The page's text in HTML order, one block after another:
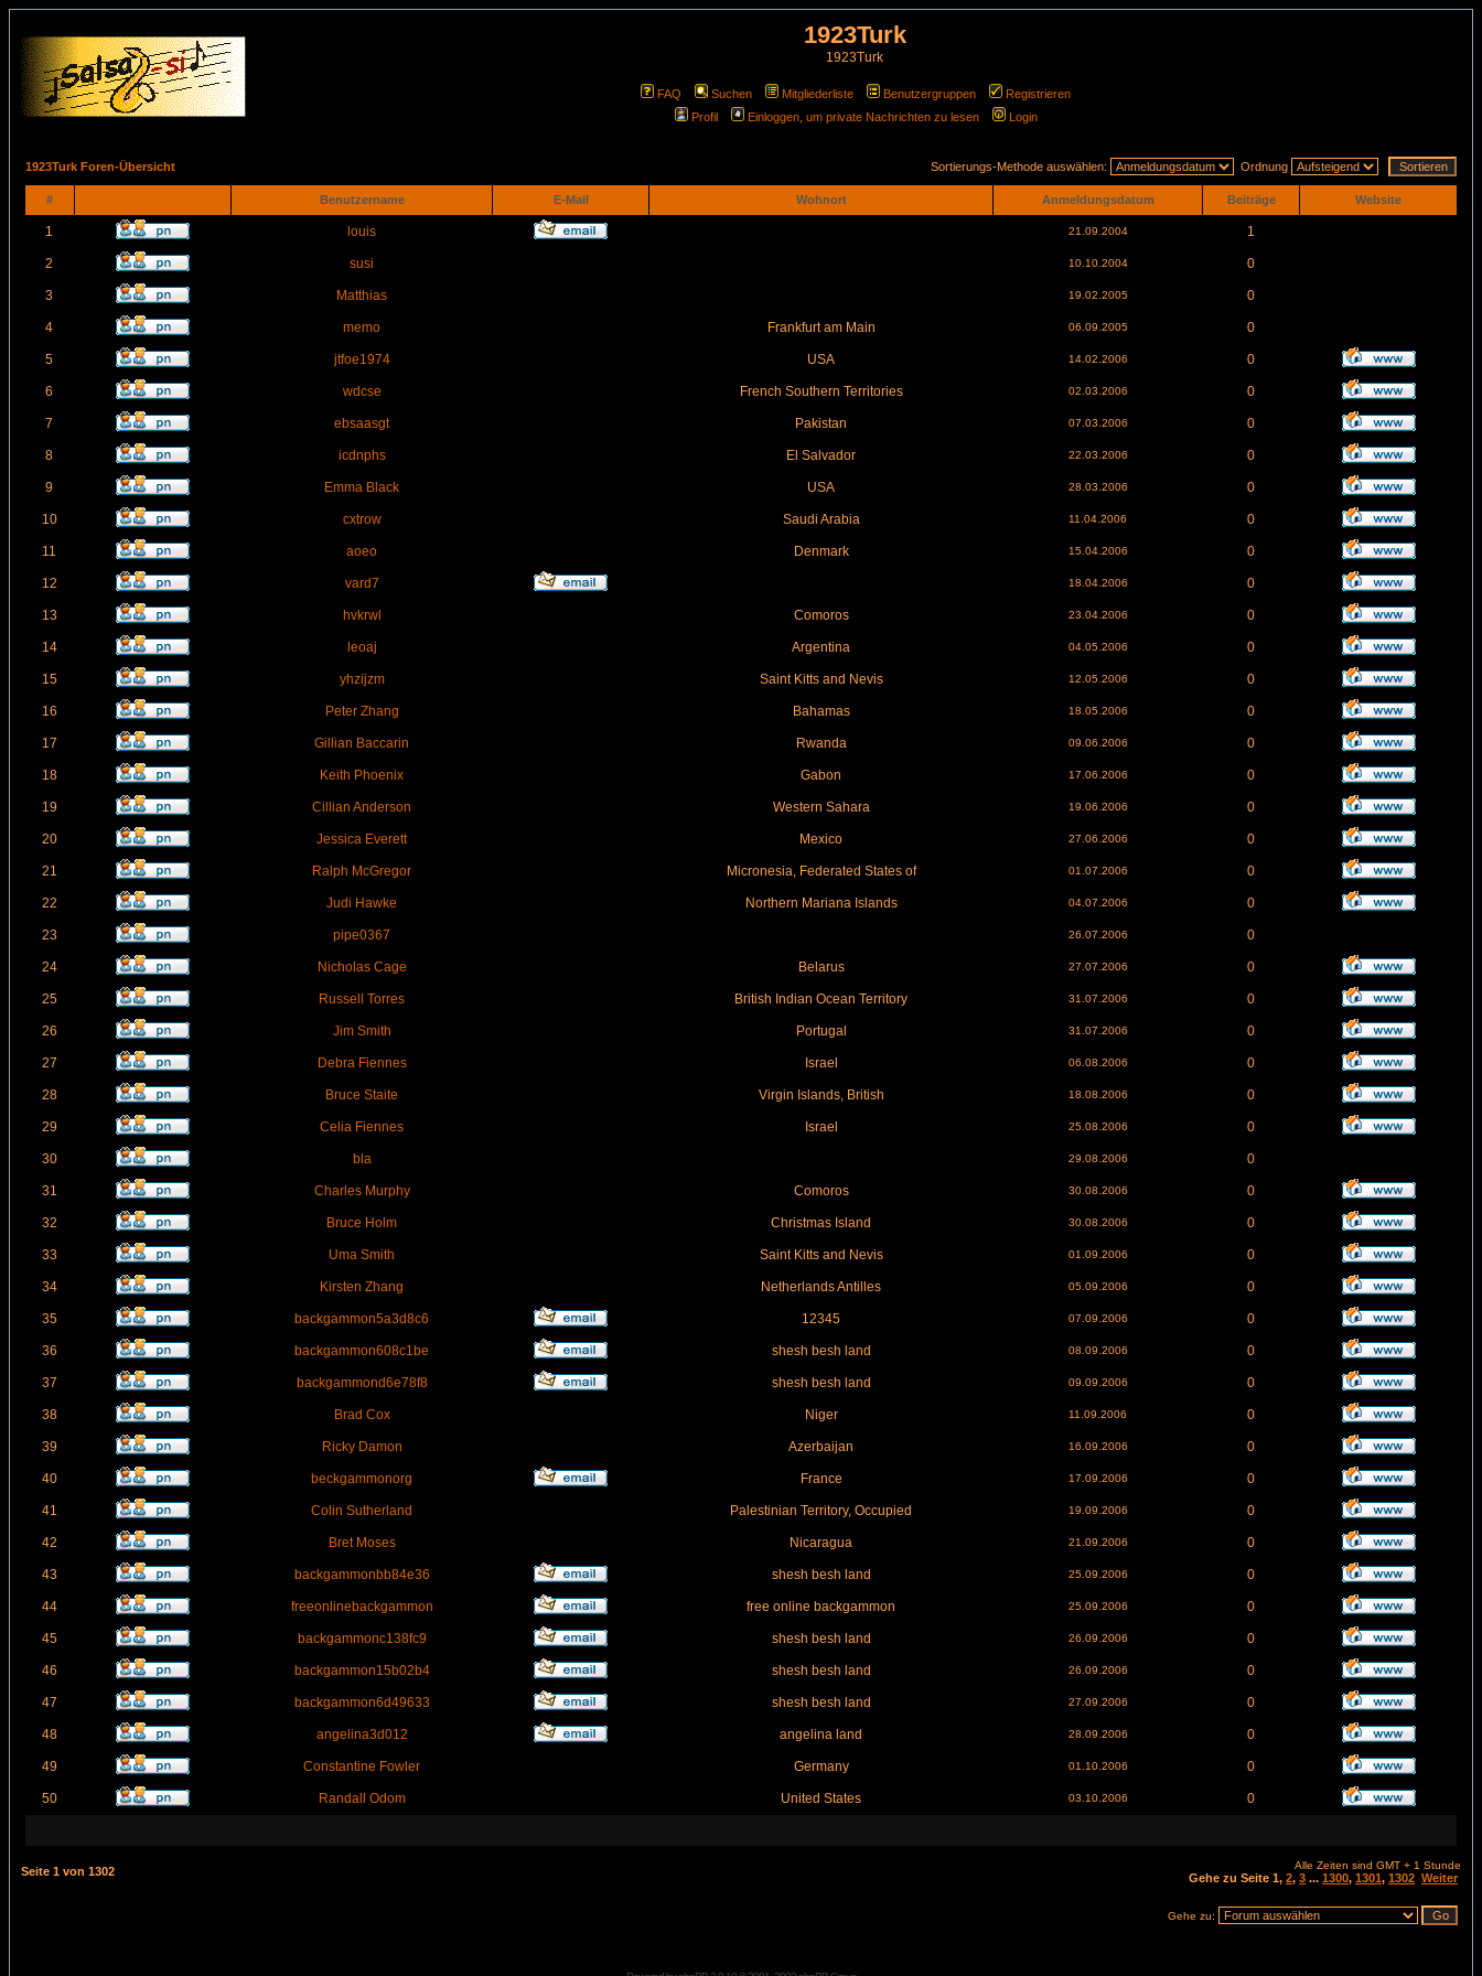
1923Turk
1923Turk
FAQ Suchen Mitgliederliste Benutzergruppen
Registrieren
Profil
Einloggen, um private Nachrichten zu lesen Login
1923Turk Foren-Übersicht Sortierungs-Methode auswählen: Ordnung
# Benutzername E-Mail Wohnort Anmeldungsdatum Beiträge Website
1 louis 21.09.2004 1
2 susi 10.10.2004 0
3 Matthias 19.02.2005 0
4 memo Frankfurt am Main 06.09.2005 0
5 jtfoe1974 USA 14.02.2006 0
6 wdcse French Southern Territories 02.03.2006 0
7 ebsaasgt Pakistan 07.03.2006 0
8 icdnphs El Salvador 22.03.2006 0
9 Emma Black USA 28.03.2006 0
10 cxtrow Saudi Arabia 11.04.2006 0
11 aoeo Denmark 15.04.2006 0
12 vard7 18.04.2006 0
13 hvkrwl Comoros 23.04.2006 0
14 leoaj Argentina 04.05.2006 0
15 yhzijzm Saint Kitts and Nevis 12.05.2006 0
16 Peter Zhang Bahamas 18.05.2006 0
17 Gillian Baccarin Rwanda 09.06.2006 0
18 Keith Phoenix Gabon 17.06.2006 0
19 Cillian Anderson Western Sahara 19.06.2006 0
20 Jessica Everett Mexico 27.06.2006 0
21 Ralph McGregor Micronesia, Federated States of 01.07.2006 0
22 Judi Hawke Northern Mariana Islands 04.07.2006 0
23 pipe0367 26.07.2006 0
24 Nicholas Cage Belarus 27.07.2006 0
25 Russell Torres British Indian Ocean Territory 31.07.2006 0
26 Jim Smith Portugal 31.07.2006 0
27 Debra Fiennes Israel 06.08.2006 0
28 Bruce Staite Virgin Islands, British 18.08.2006 0
29 Celia Fiennes Israel 25.08.2006 0
30 bla 29.08.2006 0
31 Charles Murphy Comoros 30.08.2006 0
32 Bruce Holm Christmas Island 30.08.2006 0
33 Uma Smith Saint Kitts and Nevis 01.09.2006 0
34 Kirsten Zhang Netherlands Antilles 05.09.2006 0
35 backgammon5a3d8c6 12345 07.09.2006 0
36 backgammon608c1be shesh besh land 08.09.2006 0
37 backgammond6e78f8 shesh besh land 09.09.2006 0
38 Brad Cox Niger 11.09.2006 0
39 Ricky Damon Azerbaijan 16.09.2006 0
40 beckgammonorg France 17.09.2006 0
41 Colin Sutherland Palestinian Territory, Occupied 19.09.2006 0
42 Bret Moses Nicaragua 21.09.2006 0
43 backgammonbb84e36 shesh besh land 25.09.2006 0
44 freeonlinebackgammon free online backgammon 25.09.2006 0
45 backgammonc138fc9 shesh besh land 26.09.2006 0
46 backgammon15b02b4 shesh besh land 26.09.2006 0
47 backgammon6d49633 shesh besh land 27.09.2006 0
48 angelina3d012 angelina land 28.09.2006 0
49 Constantine Fowler Germany 01.10.2006 0
50 Randall Odom United States 03.10.2006 0
Seite 1 von 1302 Alle Zeiten sind GMT + 1 Stunde
Gehe zu Seite 1, 2, 3 ... 1300, 1301, 1302 Weiter
Gehe zu: